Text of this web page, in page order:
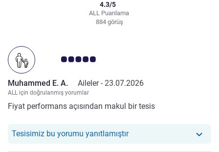
ALL Puanlama
4.3/5
884 görüş
Avis müşterileri puanı 5.0/5
Muhammed E. A. Aileler - 23.07.2026
ALL için doğrulanmış yorumlar
Fiyat performans açısından makul bir tesis
Tesisimiz bu yorumu yanıtlamıştırOtelimiz şu yoruma yanıt